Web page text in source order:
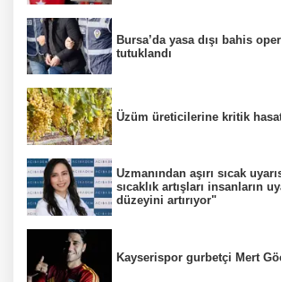
Bursa’da yasa dışı bahis
tutuklandı
Üzüm üreticilerine kritik hasat
Uzmanından aşırı sıcak
sıcaklık artışları insanların
düzeyini artırıyor"
Kayserispor gurbetçi Mert